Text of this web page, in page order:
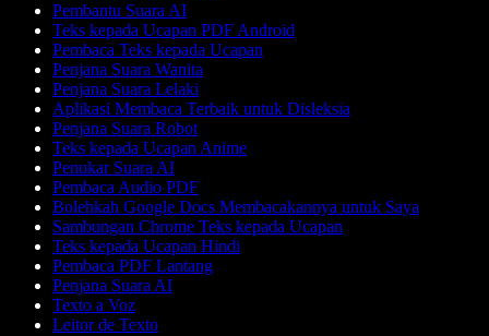
Pembantu Suara AI
Teks kepada Ucapan PDF Android
Pembaca Teks kepada Ucapan
Penjana Suara Wanita
Penjana Suara Lelaki
Aplikasi Membaca Terbaik untuk Disleksia
Penjana Suara Robot
Teks kepada Ucapan Anime
Penukar Suara AI
Pembaca Audio PDF
Bolehkah Google Docs Membacakannya untuk Saya
Sambungan Chrome Teks kepada Ucapan
Teks kepada Ucapan Hindi
Pembaca PDF Lantang
Penjana Suara AI
Texto a Voz
Leitor de Texto